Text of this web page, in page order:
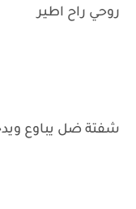
روحي راح اطير
شفتة ضل يباوع